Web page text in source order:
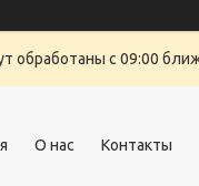
обработаны с 09:00
О нас Контакты